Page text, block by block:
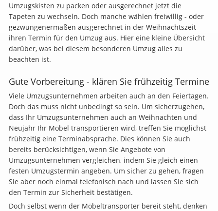
Umzugskisten zu packen oder ausgerechnet jetzt die
Tapeten zu wechseln. Doch manche wählen freiwillig - oder
gezwungenermaßen ausgerechnet in der Weihnachtszeit
ihren Termin für den Umzug aus. Hier eine kleine Übersicht
darüber, was bei diesem besonderen Umzug alles zu
beachten ist.
Gute Vorbereitung - klären Sie frühzeitig Termine
Viele Umzugsunternehmen arbeiten auch an den Feiertagen.
Doch das muss nicht unbedingt so sein. Um sicherzugehen,
dass Ihr Umzugsunternehmen auch an Weihnachten und
Neujahr Ihr Möbel transportieren wird, treffen Sie möglichst
frühzeitig eine Terminabsprache. Dies können Sie auch
bereits berücksichtigen, wenn Sie Angebote von
Umzugsunternehmen vergleichen, indem Sie gleich einen
festen Umzugstermin angeben. Um sicher zu gehen, fragen
Sie aber noch einmal telefonisch nach und lassen Sie sich
den Termin zur Sicherheit bestätigen.
Doch selbst wenn der Möbeltransporter bereit steht, denken